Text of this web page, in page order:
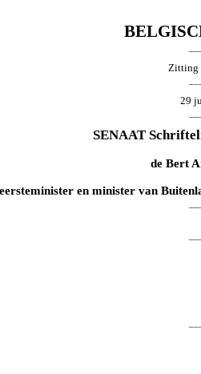
Zitting
29
SENAAT
de Bert
en minister van